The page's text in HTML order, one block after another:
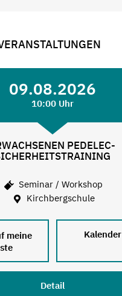
09.08.2026
10:00 Uhr
PEDELEC-
Seminar / Workshop
Kirchbergschule
meine
Kalender
Detail